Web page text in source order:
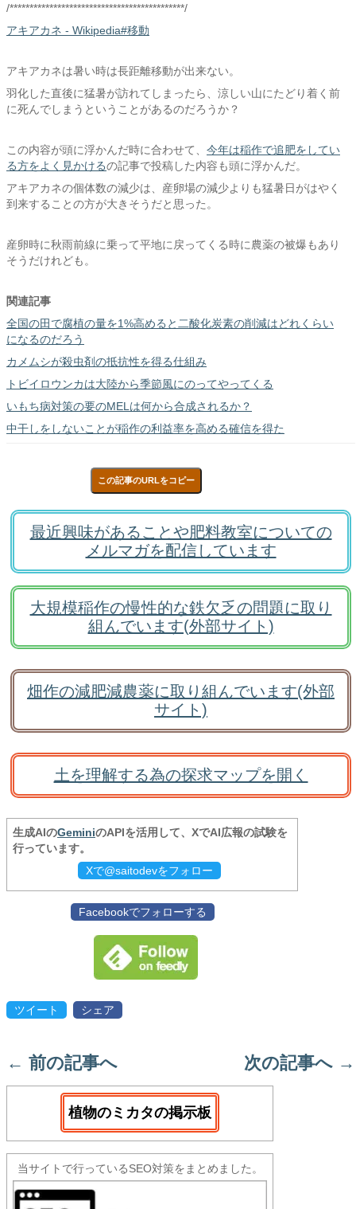
/********************************************/
アキアカネ - Wikipedia#移動
アキアカネは暑い時は長距離移動が出来ない。
羽化した直後に猛暑が訪れてしまったら、涼しい山にたどり着く前
に死んでしまうということがあるのだろうか？
この内容が頭に浮かんだ時に合わせて、 今年は稲作で追肥をしてい
る方をよく見かけるの記事で投稿した内容も頭に浮かんだ。
アキアカネの個体数の減少は、産卵場の減少よりも猛暑日がはやく
到来することの方が大きそうだと思った。
産卵時に秋雨前線に乗って平地に戻ってくる時に農薬の被爆もあり
そうだけれども。
関連記事
全国の田で腐植の量を1%高めると二酸化炭素の削減はどれくらい
になるのだろう
カメムシが殺虫剤の抵抗性を得る仕組み
トビイロウンカは大陸から季節風にのってやってくる
いもち病対策の要のMELは何から合成されるか？
中干しをしないことが稲作の利益率を高める確信を得た
この記事のURLをコピー
最近興味があることや肥料教室についての
メルマガを配信しています
大規模稲作の慢性的な鉄欠乏の問題に取り
組んでいます(外部サイト)
畑作の減肥減農薬に取り組んでいます(外部
サイト)
土を理解する為の探求マップを開く
生成AIのGeminiのAPIを活用して、XでAI広報の試験を
行っています。
Xで@saitodevをフォロー
Facebookでフォローする
ツイート シェア
← 前の記事へ 次の記事へ →
植物のミカタの掲示板
当サイトで行っているSEO対策をまとめました。